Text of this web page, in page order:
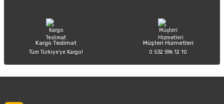
Kargo Teslimat
Tüm Türkiye’ye Kargo!
Müşteri Hizmetleri
0 532 596 12 10